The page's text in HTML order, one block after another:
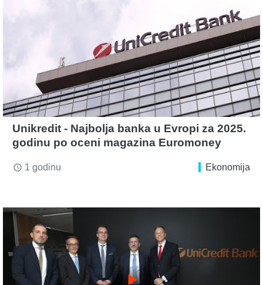
Unikredit - Najbolja banka u Evropi za 2025.
godinu po oceni magazina Euromoney
access_time 1 godinu Ekonomija
play_arrow